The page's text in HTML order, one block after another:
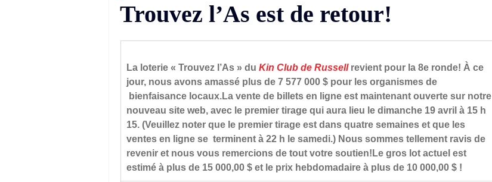
Trouvez l’As est de retour!
La loterie « Trouvez l’As » du Kin Club de Russell revient pour la 8e ronde! À ce
jour, nous avons amassé plus de 7 577 000 $ pour les organismes de
bienfaisance locaux.La vente de billets en ligne est maintenant ouverte sur notre
nouveau site web, avec le premier tirage qui aura lieu le dimanche 19 avril à 15 h
15. (Veuillez noter que le premier tirage est dans quatre semaines et que les
ventes en ligne se  terminent à 22 h le samedi.) Nous sommes tellement ravis de
revenir et nous vous remercions de tout votre soutien!Le gros lot actuel est
estimé à plus de 15 000,00 $ et le prix hebdomadaire à plus de 10 000,00 $ !